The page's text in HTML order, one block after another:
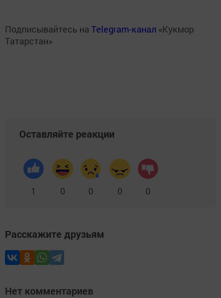
Подписывайтесь на Telegram-канал «Кукмор
Татарстан»
Оставляйте реакции
1 0 0 0 0
Расскажите друзьям
Нет комментариев